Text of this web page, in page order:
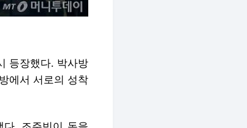
등장했다. 박사방
에서 서로의 성착